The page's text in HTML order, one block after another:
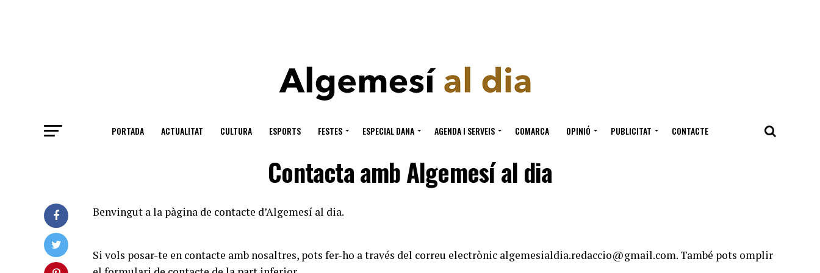
PORTADA ACTUALITAT CULTURA ESPORTS FESTES ESPECIAL DANA AGENDA I SERVEIS COMARCA OPINIÓ PUBLICITAT CONTACTE
Contacta amb Algemesí al dia
Benvingut a la pàgina de contacte d’Algemesí al dia.
Si vols posar-te en contacte amb nosaltres, pots fer-ho a través del correu electrònic algemesialdia.redaccio@gmail.com. També pots omplir